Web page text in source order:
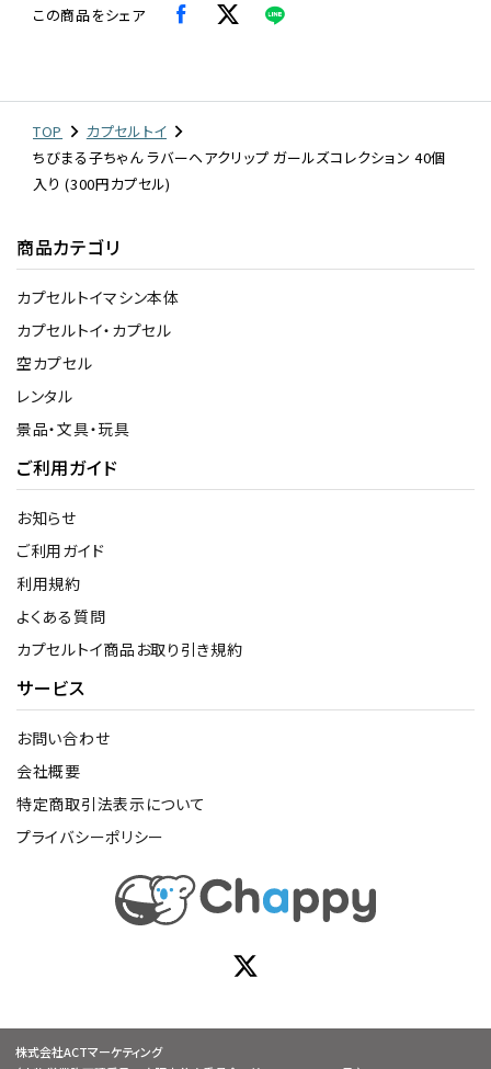
この商品をシェア
TOP
カプセルトイ
ちびまる子ちゃん ラバーヘアクリップ ガールズコレクション 40個
入り (300円カプセル)
商品カテゴリ
カプセルトイマシン本体
カプセルトイ・カプセル
空カプセル
レンタル
景品・文具・玩具
ご利用ガイド
お知らせ
ご利用ガイド
利用規約
よくある質問
カプセルトイ商品お取り引き規約
サービス
お問い合わせ
会社概要
特定商取引法表示について
プライバシーポリシー
株式会社ACTマーケティング